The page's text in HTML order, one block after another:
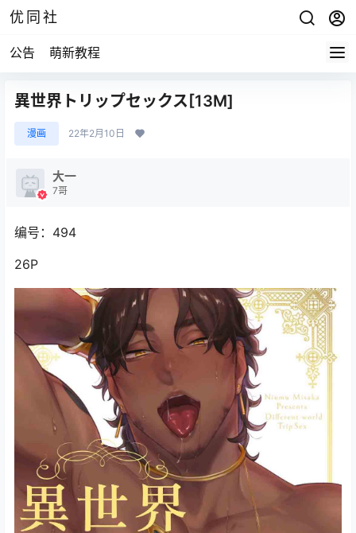
优同社
公告 萌新教程
異世界トリップセックス[13M]
漫画 22年2月10日
大一
7哥
编号：494
26P